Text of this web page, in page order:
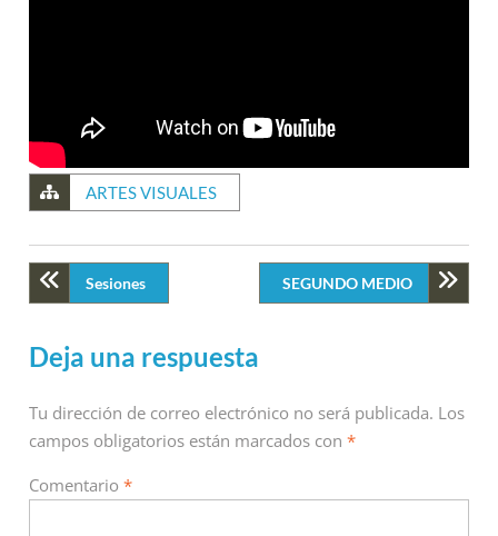
ARTES VISUALES
Sesiones SEGUNDO MEDIO
Deja una respuesta
Tu dirección de correo electrónico no será publicada. Los
campos obligatorios están marcados con*
Comentario*